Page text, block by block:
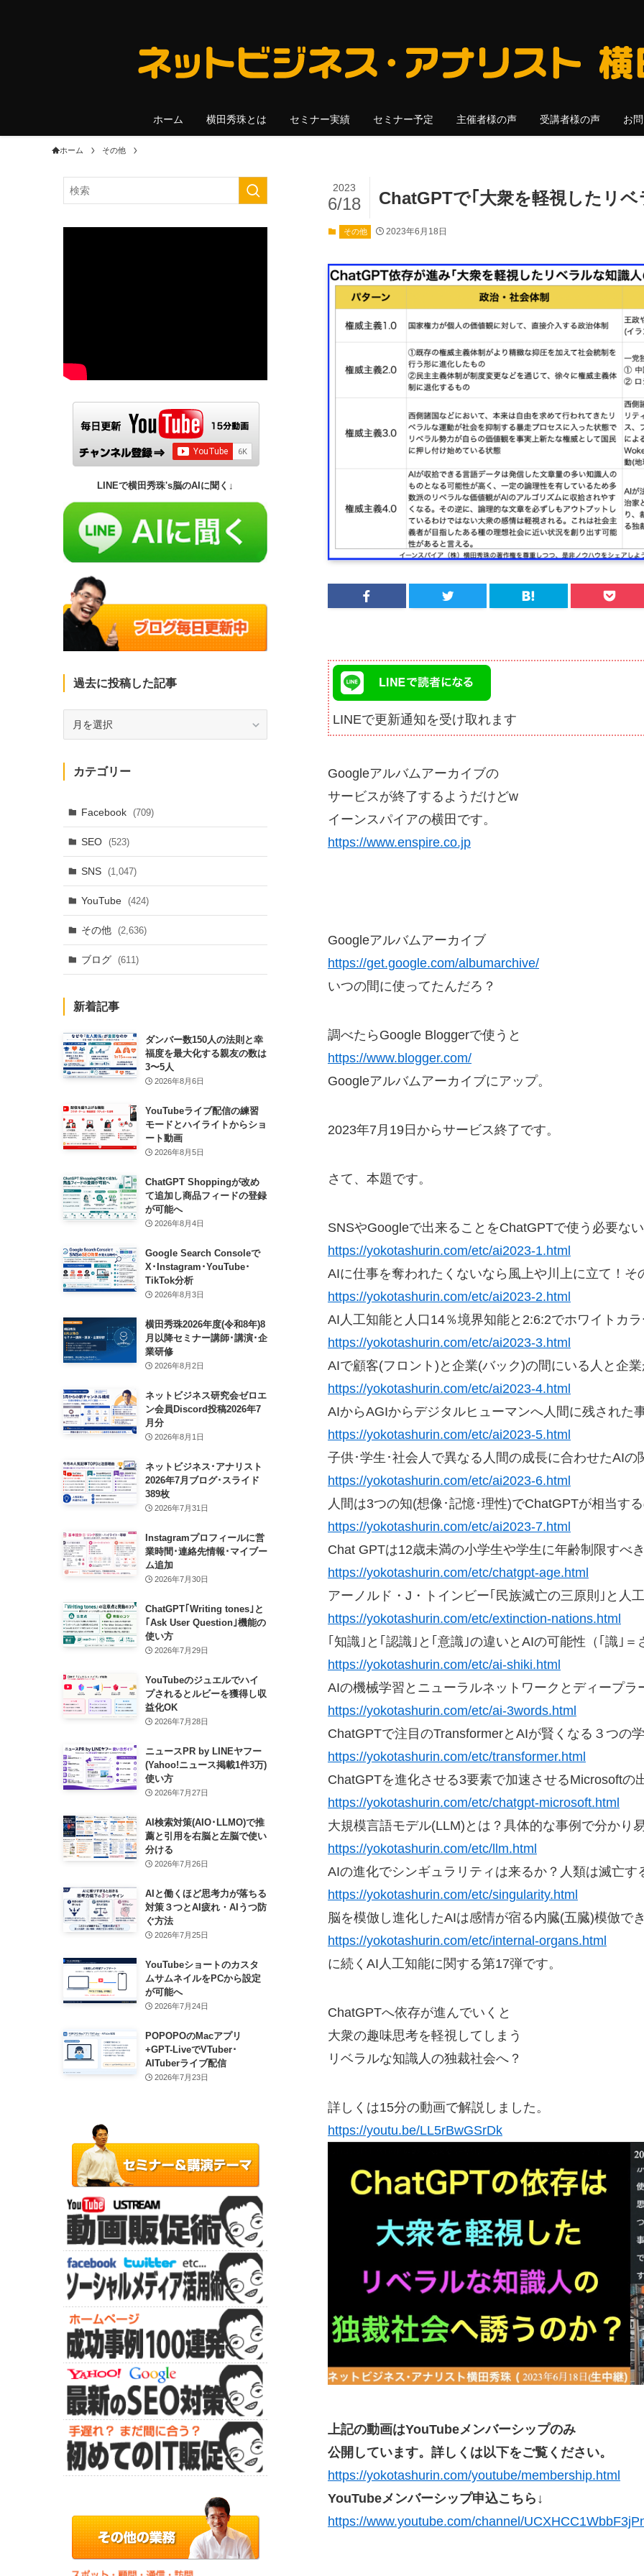
ホーム 横田秀珠とは セミナー実績 セミナー予定 主催者様の声 受講者様の声 お
ホーム その他
ChatGPTで｢大衆を軽視したリ
2023
6/18
その他 2023年6月18日
LINEで更新通知を受け取れます
Googleアルバムアーカイブの
サービスが終了するようだけどw
イーンスパイアの横田です。
https://www.enspire.co.jp
Googleアルバムアーカイブ
https://get.google.com/albumarchive/
いつの間に使ってたんだろ？
調べたらGoogle Bloggerで使うと
https://www.blogger.com/
Googleアルバムアーカイブにアップ。
2023年7月19日からサービス終了です。
さて、本題です。
SNSやGoogleで出来ることをChatGPTで使う必要な
https://yokotashurin.com/etc/ai2023-1.html
AIに仕事を奪われたくないなら風上や川上に立て！そ
https://yokotashurin.com/etc/ai2023-2.html
AI人工知能と人口14％境界知能と2:6:2でホワイトカ
https://yokotashurin.com/etc/ai2023-3.html
AIで顧客(フロント)と企業(バック)の間にいる人と企
https://yokotashurin.com/etc/ai2023-4.html
AIからAGIからデジタルヒューマンへ人間に残された
https://yokotashurin.com/etc/ai2023-5.html
子供･学生･社会人で異なる人間の成長に合わせたAIの
https://yokotashurin.com/etc/ai2023-6.html
人間は3つの知(想像･記憶･理性)でChatGPTが相当する
https://yokotashurin.com/etc/ai2023-7.html
Chat GPTは12歳未満の小学生や学生に年齢制限すべ
https://yokotashurin.com/etc/chatgpt-age.html
アーノルド・J・トインビー｢民族滅亡の三原則｣と人
https://yokotashurin.com/etc/extinction-nations.html
｢知識｣と｢認識｣と｢意識｣の違いとAIの可能性（｢識｣＝
https://yokotashurin.com/etc/ai-shiki.html
AIの機械学習とニューラルネットワークとディープラ
https://yokotashurin.com/etc/ai-3words.html
ChatGPTで注目のTransformerとAIが賢くなる３つの
https://yokotashurin.com/etc/transformer.html
ChatGPTを進化させる3要素で加速させるMicrosoftの
https://yokotashurin.com/etc/chatgpt-microsoft.html
大規模言語モデル(LLM)とは？具体的な事例で分かり
https://yokotashurin.com/etc/llm.html
AIの進化でシンギュラリティは来るか？人類は滅亡す
https://yokotashurin.com/etc/singularity.html
脳を模倣し進化したAIは感情が宿る内臓(五臓)模倣で
https://yokotashurin.com/etc/internal-organs.html
に続くAI人工知能に関する第17弾です。
ChatGPTへ依存が進んでいくと
大衆の趣味思考を軽視してしまう
リベラルな知識人の独裁社会へ？
詳しくは15分の動画で解説しました。
https://youtu.be/LL5rBwGSrDk
上記の動画はYouTubeメンバーシップのみ
公開しています。詳しくは以下をご覧ください。
https://yokotashurin.com/youtube/membership.html
YouTubeメンバーシップ申込こちら↓
https://www.youtube.com/channel/
LINEで横田秀珠's脳のAIに聞く↓
過去に投稿した記事
投
稿
た
記
事
カテゴリー
Facebook (709)
SEO (523)
SNS (1,047)
YouTube (424)
その他 (2,636)
ブログ (611)
新着記事
ダンバー数150人の法則と幸
福度を最大化する親友の数は
3〜5人
2026年8月6日
YouTubeライブ配信の練習
モードとハイライトからショ
ート動画
2026年8月5日
ChatGPT Shoppingが改め
て追加し商品フィードの登録
が可能へ
2026年8月4日
Google Search Consoleで
X･Instagram･YouTube･
TikTok分析
2026年8月3日
横田秀珠2026年度(令和8年)8
月以降セミナー講師･講演･企
業研修
2026年8月2日
ネットビジネス研究会ゼロエ
ン会員Discord投稿2026年7
月分
2026年8月1日
ネットビジネス･アナリスト
2026年7月ブログ･スライド
389枚
2026年7月31日
Instagramプロフィールに営
業時間･連絡先情報･マイブー
ム追加
2026年7月30日
ChatGPT｢Writing tones｣と
｢Ask User Question｣機能の
使い方
2026年7月29日
YouTubeのジュエルでハイ
プされるとルビーを獲得し収
益化OK
2026年7月28日
ニュースPR by LINEヤフー
(Yahoo!ニュース掲載1件3万)
使い方
2026年7月27日
AI検索対策(AIO･LLMO)で推
薦と引用を右脳と左脳で使い
分ける
2026年7月26日
AIと働くほど思考力が落ちる
対策３つとAI疲れ・AIうつ防
ぐ方法
2026年7月25日
YouTubeショートのカスタ
ムサムネイルをPCから設定
が可能へ
2026年7月24日
POPOPOのMacアプリ
+GPT-LiveでVTuber･
AITuberライブ配信
2026年7月23日